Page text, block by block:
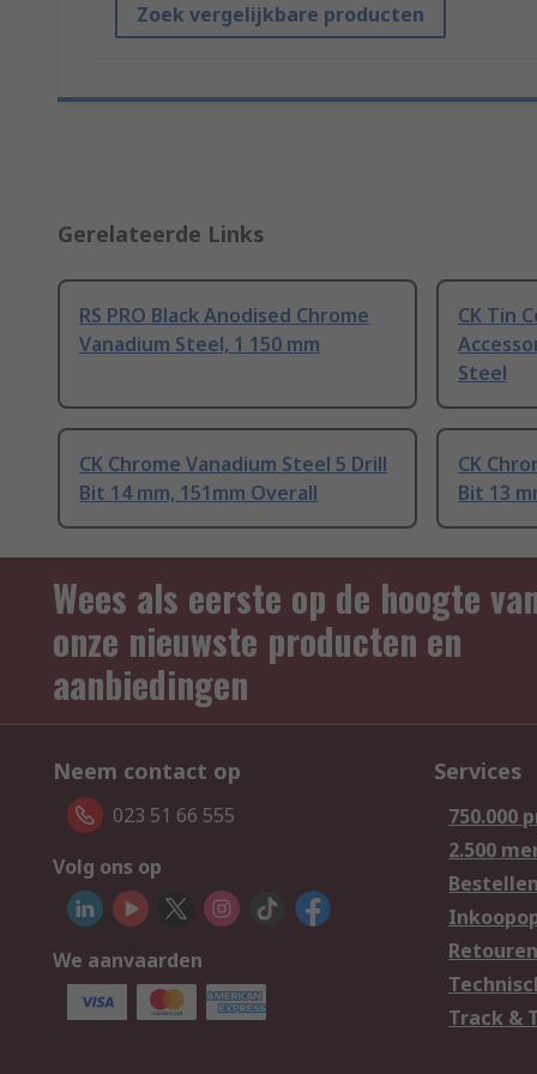
Zoek vergelijkbare producten
Gerelateerde Links
RS PRO Black Anodised Chrome
Vanadium Steel, 1 150 mm
CK Tin
Steel
CK Chrome Vanadium Steel 5 Drill
Bit 14 mm, 151mm Overall
CK
Bit 13
Wees als eerste op de hoogte
onze nieuwste producten en
aanbiedingen
Neem contact op
023 51 66 555
Volg ons op
We aanvaarden
Services
750.000
2.500
Bestellen
Retouren
Track &